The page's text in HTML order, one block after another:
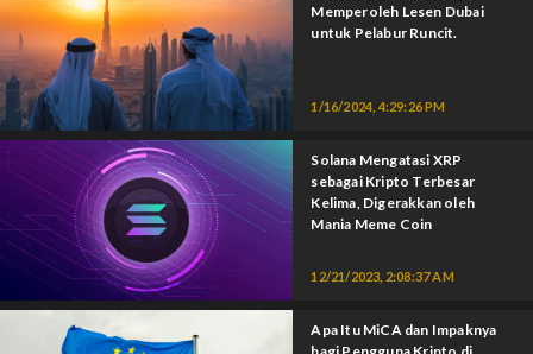
Memperoleh Lesen Dubai
untuk Pelabur Runcit.
1/16/2024, 4:29:26 PM
Solana Mengatasi XRP
sebagai Kripto Terbesar
Kelima, Digerakkan oleh
Mania Meme Coin
12/21/2023, 2:08:37 AM
Apa Itu MiCA dan Impaknya